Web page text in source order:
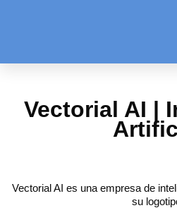
Vectorial AI |
Vectorial AI es una empresa de
su